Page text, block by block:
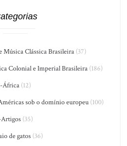
Música Clássica Brasileira (37)
Colonial e Imperial Brasileira (186)
-África (12)
sob o domínio europeu(100)
(35)
de gatos (36)